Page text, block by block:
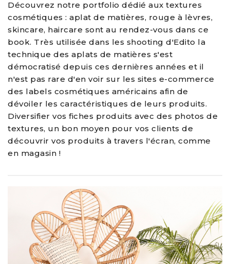
Découvrez notre portfolio dédié aux textures
cosmétiques : aplat de matières, rouge à lèvres,
skincare, haircare sont au rendez-vous dans ce
book. Très utilisée dans les shooting d'Edito la
technique des aplats de matières s'est
démocratisé depuis ces dernières années et il
n'est pas rare d'en voir sur les sites e-commerce
des labels cosmétiques américains afin de
dévoiler les caractéristiques de leurs produits.
Diversifier vos fiches produits avec des photos de
textures, un bon moyen pour vos clients de
découvrir vos produits à travers l'écran, comme
en magasin !